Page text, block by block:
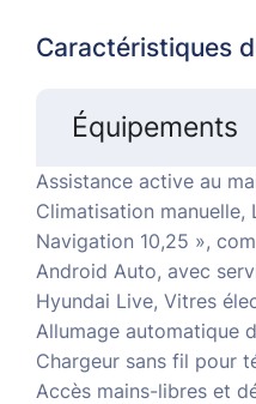
Caractéristiques
Équipements
Assistance active au
Climatisation manuelle,
Navigation 10,25 »,
Android Auto, avec
Hyundai Live, Vitres
Allumage automatique
Chargeur sans fil pour
Accès mains-libres et